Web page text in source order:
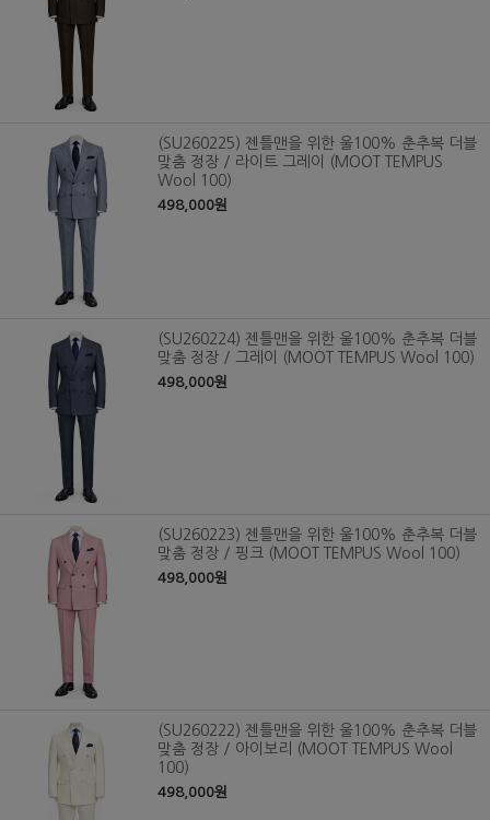
(SU260225) 젠틀맨을 위한 울100% 춘추복 더블
맞춤 정장 / 라이트 그레이 (MOOT TEMPUS
Wool 100)
498,000원
(SU260224) 젠틀맨을 위한 울100% 춘추복 더블
맞춤 정장 / 그레이 (MOOT TEMPUS Wool 100)
498,000원
(SU260223) 젠틀맨을 위한 울100% 춘추복 더블
맞춤 정장 / 핑크 (MOOT TEMPUS Wool 100)
498,000원
(SU260222) 젠틀맨을 위한 울100% 춘추복 더블
맞춤 정장 / 아이보리 (MOOT TEMPUS Wool
100)
498,000원